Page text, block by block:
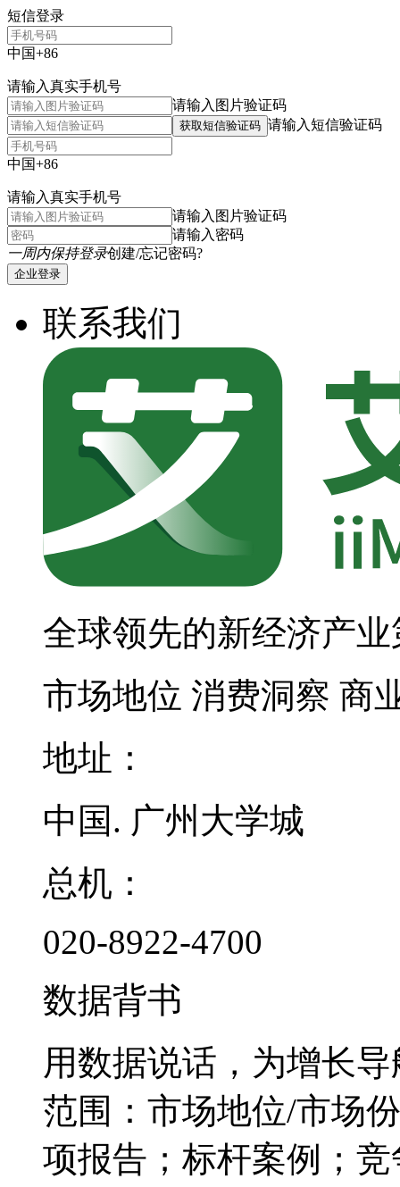
短信登录
中国+86
请输入真实手机号
请输入图片验证码
获取短信验证码 请输入短信验证码
中国+86
请输入真实手机号
请输入图片验证码
请输入密码
一周内保持登录创建/忘记密码?
企业登录
联系我们
全球领先的新经济产
市场地位 消费洞察 商
地址：
中国. 广州大学城
总机：
020-8922-4700
数据背书
用数据说话，为增长导
范围：市场地位/市场
项报告；标杆案例；